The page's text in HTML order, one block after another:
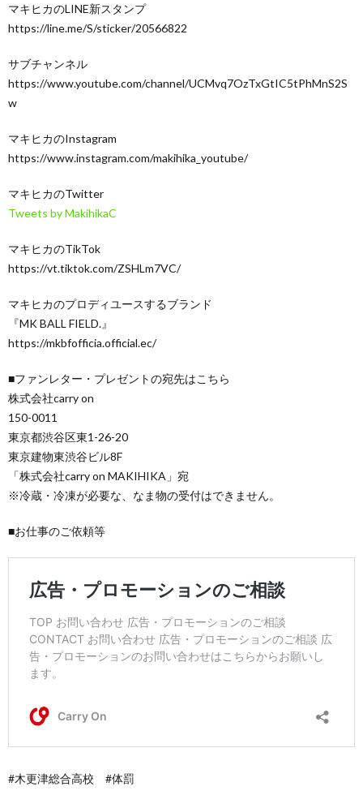
マキヒカのLINE新スタンプ
https://line.me/S/sticker/20566822
サブチャンネル
https://www.youtube.com/channel/UCMvq7OzTxGtIC5tPhMnS2S
w
マキヒカのInstagram
https://www.instagram.com/makihika_youtube/
マキヒカのTwitter
Tweets by MakihikaC
マキヒカのTikTok
https://vt.tiktok.com/ZSHLm7VC/
マキヒカのプロディユースするブランド
『MK BALL FIELD.』
https://mkbfofficia.official.ec/
■ファンレター・プレゼントの宛先はこちら
株式会社carry on
150-0011
東京都渋谷区東1-26-20
東京建物東渋谷ビル8F
「株式会社carry on MAKIHIKA」宛
※冷蔵・冷凍が必要な、なま物の受付はできません。
■お仕事のご依頼等
#木更津総合高校 #体罰